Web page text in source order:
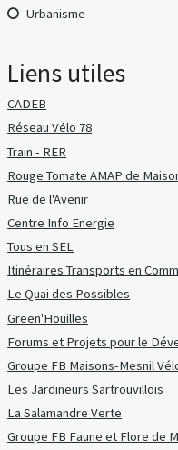
Urbanisme
Liens utiles
CADEB
Réseau Vélo 78
Train - RER
Rouge Tomate AMAP de
Rue de l'Avenir
Centre Info Energie
Tous en SEL
Itinéraires Transports en
Le Quai des Possibles
Green'Houilles
Forums et Projets pour le
Groupe FB Maisons-Mesnil
Les Jardineurs Sartrouvillois
La Salamandre Verte
Groupe FB Faune et Flore de